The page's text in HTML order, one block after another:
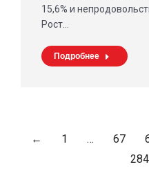
15,6% и
Рост…
Подробнее
← 1 … 67
284